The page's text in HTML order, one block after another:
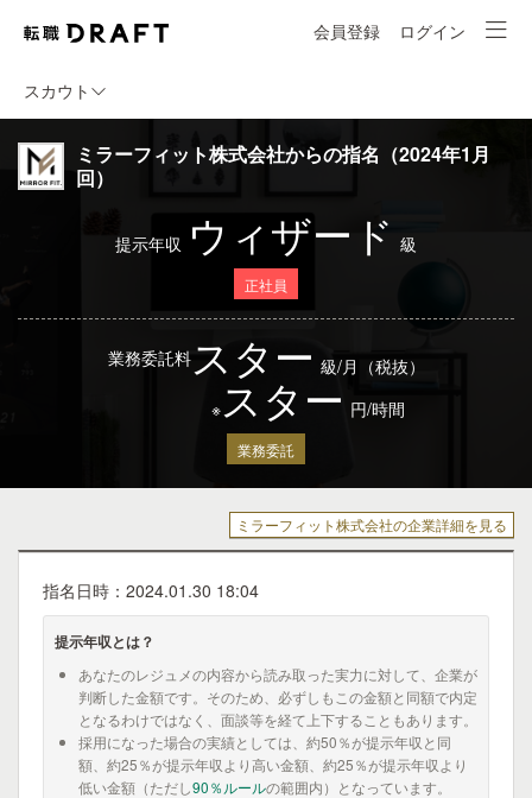
会員登録 ログイン
スカウト
ミラーフィット株式会社からの指名（2024年1月
回）
提示年収 ウィザード 級
正社員
業務委託料スター 級/月（税抜）
※スター 円/時間
業務委託
ミラーフィット株式会社の企業詳細を見る
指名日時：2024.01.30 18:04
提示年収とは？
あなたのレジュメの内容から読み取った実力に対して、企業が
判断した金額です。そのため、必ずしもこの金額と同額で内定
となるわけではなく、面談等を経て上下することもあります。
採用になった場合の実績としては、約50％が提示年収と同
額、約25％が提示年収より高い金額、約25％が提示年収より
低い金額（ただし90％ルールの範囲内）となっています。